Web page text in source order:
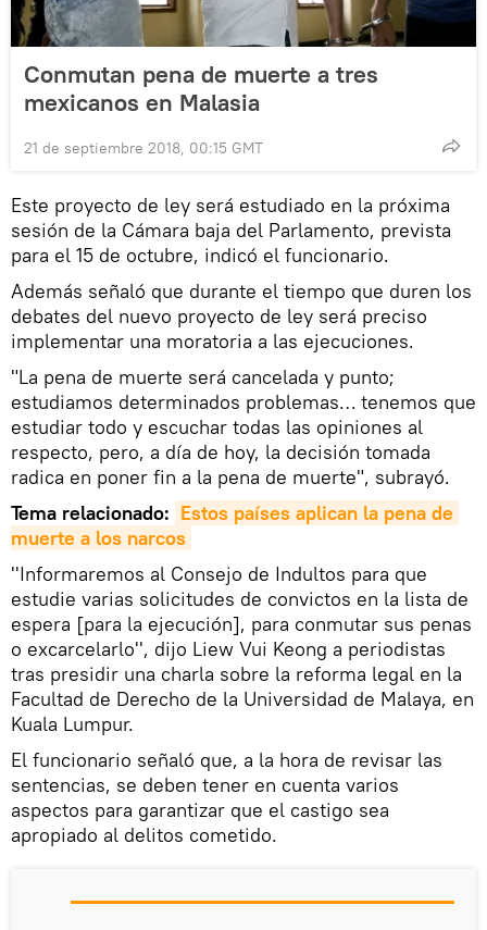
Conmutan pena de muerte a tres
mexicanos en Malasia
21 de septiembre 2018, 00:15 GMT
Este proyecto de ley será estudiado en la próxima
sesión de la Cámara baja del Parlamento, prevista
para el 15 de octubre, indicó el funcionario.
Además señaló que durante el tiempo que duren los
debates del nuevo proyecto de ley será preciso
implementar una moratoria a las ejecuciones.
"La pena de muerte será cancelada y punto;
estudiamos determinados problemas… tenemos que
estudiar todo y escuchar todas las opiniones al
respecto, pero, a día de hoy, la decisión tomada
radica en poner fin a la pena de muerte", subrayó.
Tema relacionado: Estos países aplican la pena
muerte a los narcos
''Informaremos al Consejo de Indultos para que
estudie varias solicitudes de convictos en la lista de
espera [para la ejecución], para conmutar sus penas
o excarcelarlo'', dijo Liew Vui Keong a periodistas
tras presidir una charla sobre la reforma legal en la
Facultad de Derecho de la Universidad de Malaya, en
Kuala Lumpur.
El funcionario señaló que, a la hora de revisar las
sentencias, se deben tener en cuenta varios
aspectos para garantizar que el castigo sea
apropiado al delitos cometido.